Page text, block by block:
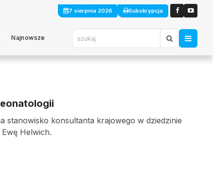
7 sierpnia 2026 Subskrypcja
Najnowsze
stanowisko konsultanta krajowego w dziedzinie
Helwich.